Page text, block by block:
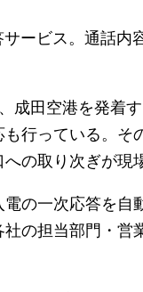
ービス。通話
田空港を発着
行っている。
の取り次ぎが現
の一次応答を
の担当部門・営